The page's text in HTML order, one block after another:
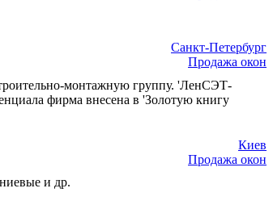
Санкт-Петербург
Продажа окон
монтажную группу. 'ЛенСЭТ-
фирма внесена в 'Золотую книгу
Киев
Продажа окон
и др.